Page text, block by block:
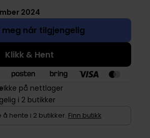
2024
meg når tilgjengelig
Klikk & Hent
Ikke på nettlager
i 2 butikker
å hente i 2 butikker. Finn butikk